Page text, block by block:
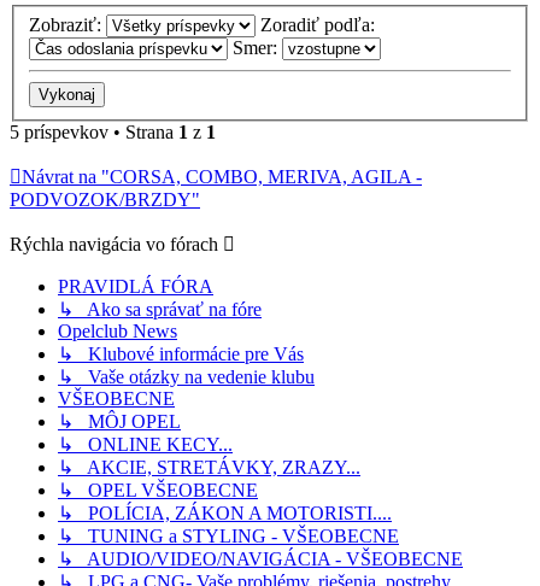
Zobraziť:
Zoradiť podľa:
Smer:
5 príspevkov • Strana 1 z 1
Návrat na "CORSA, COMBO, MERIVA, AGILA -
PODVOZOK/BRZDY"
Rýchla navigácia vo fórach
PRAVIDLÁ FÓRA
↳ Ako sa správať na fóre
Opelclub News
↳ Klubové informácie pre Vás
↳ Vaše otázky na vedenie klubu
VŠEOBECNE
↳ MÔJ OPEL
↳ ONLINE KECY...
↳ AKCIE, STRETÁVKY, ZRAZY...
↳ OPEL VŠEOBECNE
↳ POLÍCIA, ZÁKON A MOTORISTI....
↳ TUNING a STYLING - VŠEOBECNE
↳ AUDIO/VIDEO/NAVIGÁCIA - VŠEOBECNE
↳ LPG a CNG- Vaše problémy, riešenia, postrehy